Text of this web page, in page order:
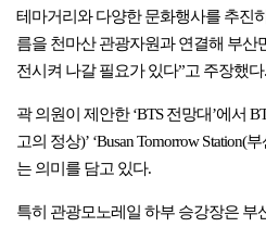
테마거리와 다양한 문화행사를 추진
름을 천마산 관광자원과 연결해 부산
전시켜 나갈 필요가 있다”고 주장했다.
곽 의원이 제안한 ‘BTS 전망대’에서
고의 정상)’ ‘Busan Tomorrow Station(
는 의미를 담고 있다.
특히 관광모노레일 하부 승강장은